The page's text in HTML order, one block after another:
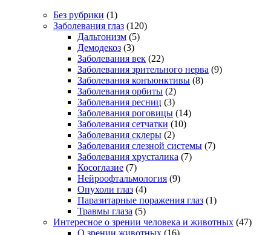
Без рубрики (1)
Заболевания глаз (120)
Дальтонизм (5)
Демодекоз (3)
Заболевания век (22)
Заболевания зрительного нерва (9)
Заболевания конъюнктивы (8)
Заболевания орбиты (2)
Заболевания ресниц (3)
Заболевания роговицы (14)
Заболевания сетчатки (10)
Заболевания склеры (2)
Заболевания слезной системы (7)
Заболевания хрусталика (7)
Косоглазие (7)
Нейроофтальмология (9)
Опухоли глаз (4)
Паразитарные поражения глаз (1)
Травмы глаза (5)
Интересное о зрении человека и животных (47)
О зрении животных (16)